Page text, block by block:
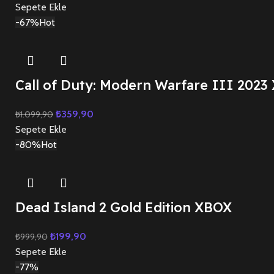
Sepete Ekle
-67%Hot
Call of Duty: Modern Warfare III 2023
₺1.099,90 ₺359,90
Sepete Ekle
-80%Hot
Dead Island 2 Gold Edition XBOX
₺999,90 ₺199,90
Sepete Ekle
-77%